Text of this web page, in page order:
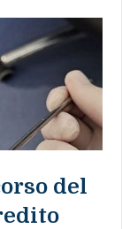
del